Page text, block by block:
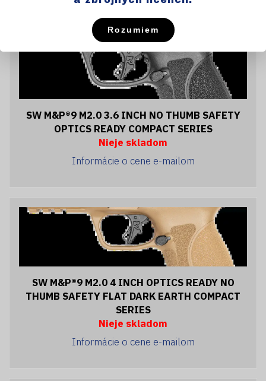
SW M&P®9 M2.0 3.6 INCH NO THUMB SAFETY
OPTICS READY COMPACT SERIES
Nieje skladom
Informácie o cene e-mailom
SW M&P®9 M2.0 4 INCH OPTICS READY NO
THUMB SAFETY FLAT DARK EARTH COMPACT
SERIES
Nieje skladom
Informácie o cene e-mailom
Rozumiem